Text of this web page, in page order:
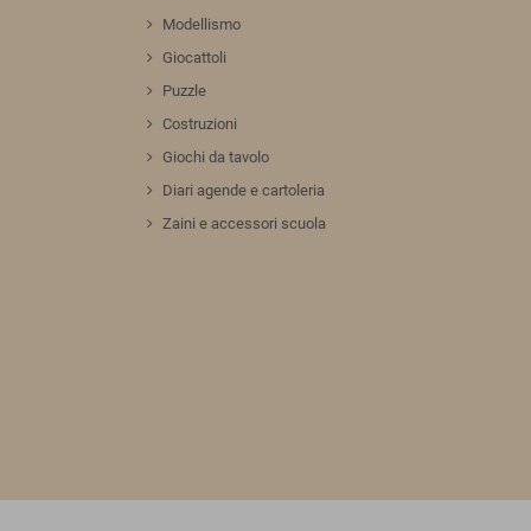
Modellismo
Giocattoli
Puzzle
Costruzioni
Giochi da tavolo
Diari agende e cartoleria
Zaini e accessori scuola